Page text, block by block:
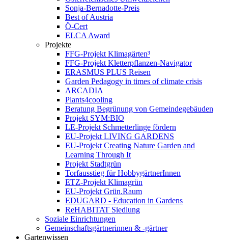
Sonja-Bernadotte-Preis
Best of Austria
Ö-Cert
ELCA Award
Projekte
FFG-Projekt Klimagärten³
FFG-Projekt Kletterpflanzen-Navigator
ERASMUS PLUS Reisen
Garden Pedagogy in times of climate crisis
ARCADIA
Plants4cooling
Beratung Begrünung von Gemeindegebäuden
Projekt SYM:BIO
LE-Projekt Schmetterlinge fördern
EU-Projekt LIVING GARDENS
EU-Projekt Creating Nature Garden and
Learning Through It
Projekt Stadtgrün
Torfausstieg für HobbygärtnerInnen
ETZ-Projekt Klimagrün
EU-Projekt Grün.Raum
EDUGARD - Education in Gardens
ReHABITAT Siedlung
Soziale Einrichtungen
Gemeinschaftsgärtnerinnen & -gärtner
Gartenwissen